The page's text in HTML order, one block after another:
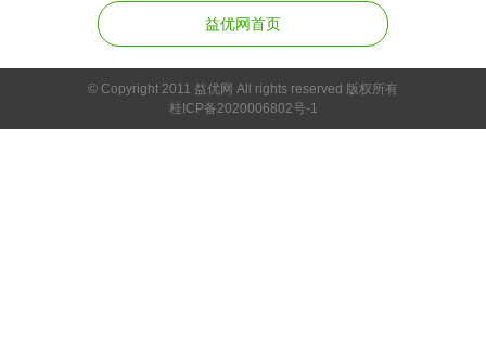
益优网首页
© Copyright 2011 益优网 All rights reserved 版权所有
桂ICP备2020006802号-1